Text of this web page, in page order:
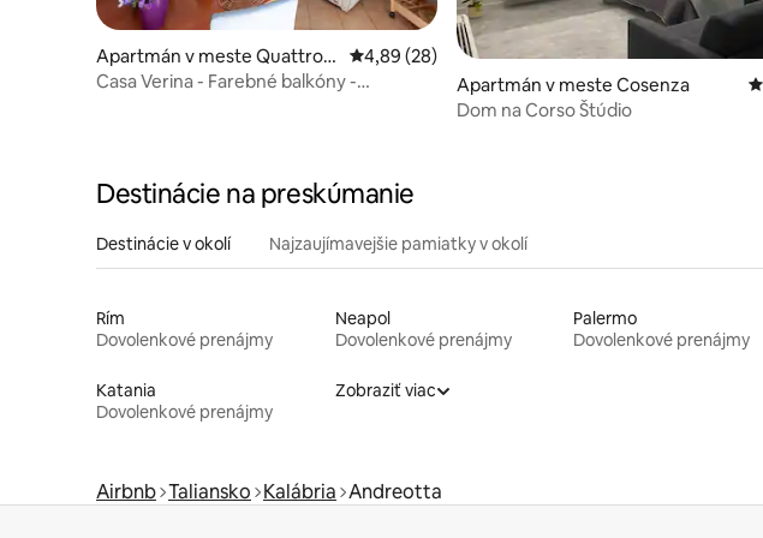
Apartmán v meste Quattrom
iglia
Priemerné ohodnotenie 4,89 z 5, počet
4,89 (28)
Casa Verina - Farebné balkóny -
Apartmán v meste Cosenza
Dom na Corso Štúdio
Destinácie na preskúmanie
Destinácie v okolí Najzaujímavejšie pamiatky v okolí
Rím
Dovolenkové prenájmy
Neapol
Dovolenkové prenájmy
Palermo
Dovolenkové prenájmy
Katania
Dovolenkové prenájmy
Zobraziť viac
Airbnb Taliansko Kalábria Andreotta